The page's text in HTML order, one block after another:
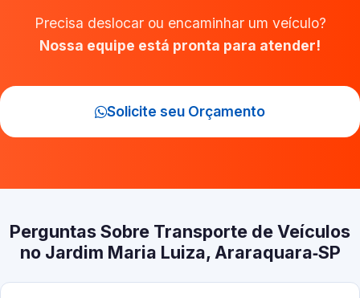
Precisa deslocar ou encaminhar um veículo?
Nossa equipe está pronta para atender!
Solicite seu Orçamento
Perguntas Sobre Transporte de Veículos
no Jardim Maria Luiza, Araraquara‑SP